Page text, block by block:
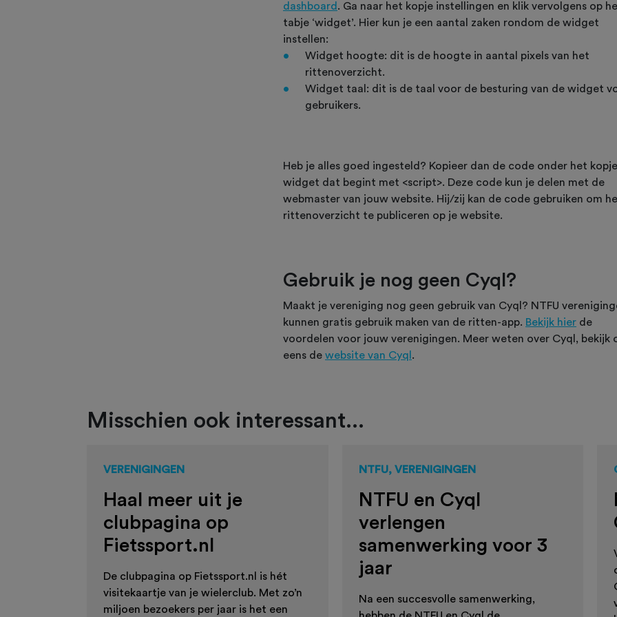
dashboard . Ga naar het kopje instellingen en klik vervolgens op
tabje ‘widget’. Hier kun je een aantal zaken rondom de widget
instellen:
Widget hoogte: dit is de hoogte in aantal pixels van het
rittenoverzicht.
Widget taal: dit is de taal voor de besturing van de widget
gebruikers.
Heb je alles goed ingesteld? Kopieer dan de code onder het kopje
widget dat begint met <script>. Deze code kun je delen met de
webmaster van jouw website. Hij/zij kan de code gebruiken om
rittenoverzicht te publiceren op je website.
Gebruik je nog geen Cyql?
Maakt je vereniging nog geen gebruik van Cyql? NTFU
kunnen gratis gebruik maken van de ritten-app. Bekijk hier de
voordelen voor jouw verenigingen. Meer weten over Cyql, bekijk
eens de website van Cyql .
Misschien ook interessant...
VERENIGINGEN
Haal meer uit je
clubpagina op
Fietssport.nl
De clubpagina op Fietssport.nl is hét
visitekaartje van je wielerclub. Met zo’n
miljoen bezoekers per jaar is het een
NTFU, VERENIGINGEN
NTFU en Cyql
verlengen
samenwerking voor 3
jaar
Na een succesvolle samenwerking,